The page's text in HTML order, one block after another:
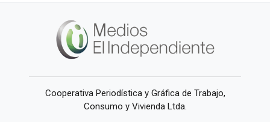
Cooperativa Periodística y Gráfica de Trabajo,
Consumo y Vivienda Ltda.